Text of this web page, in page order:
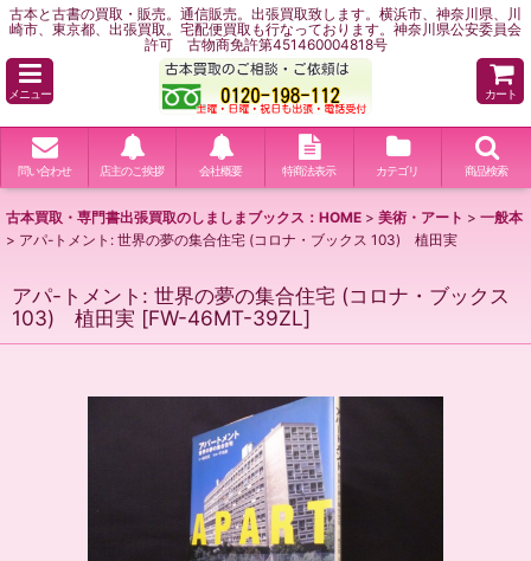
古本と古書の買取・販売。通信販売。出張買取致します。横浜市、神奈川県、川
崎市、東京都、出張買取。宅配便買取も行なっております。神奈川県公安委員会
許可 古物商免許第451460004818号
メニュー カート
問い合わせ 店主のご挨拶 会社概要 特商法表示 カテゴリ 商品検索
古本買取・専門書出張買取のしましまブックス：HOME > 美術・アート > 一般本
> アパ-トメント: 世界の夢の集合住宅 (コロナ・ブックス 103) 植田実
アパ-トメント: 世界の夢の集合住宅 (コロナ・ブックス
103) 植田実 [FW-46MT-39ZL]